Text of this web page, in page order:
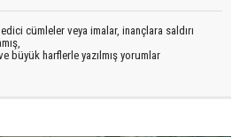
cümleler veya imalar, inançlara saldırı
büyük harflerle yazılmış yorumlar